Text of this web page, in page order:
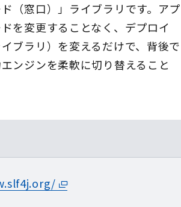
（窓口）」ライブラリです。アプ
を変更することなく、デプロイ
ブラリ）を変えるだけで、背後で
ンジンを柔軟に切り替えること